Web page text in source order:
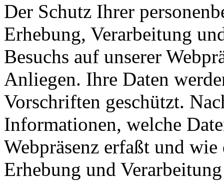
Der Schutz Ihrer
Erhebung, Verarbeitung
Besuchs auf unserer
Anliegen. Ihre Daten
Vorschriften geschützt.
Informationen, welche
Webpräsenz erfaßt und
Erhebung und